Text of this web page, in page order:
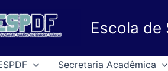
Escola de
Secretaria Acadêmica